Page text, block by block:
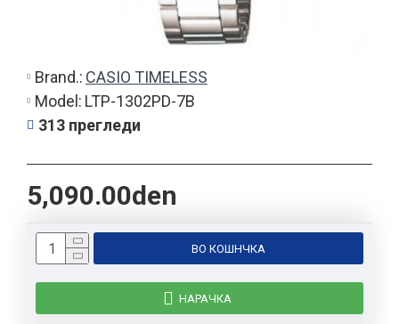
5,090.00den
Brand.: CASIO TIMELESS
Model: LTP-1302PD-7B
313 прегледи
ВО КОШНЧКА
НАРАЧКА